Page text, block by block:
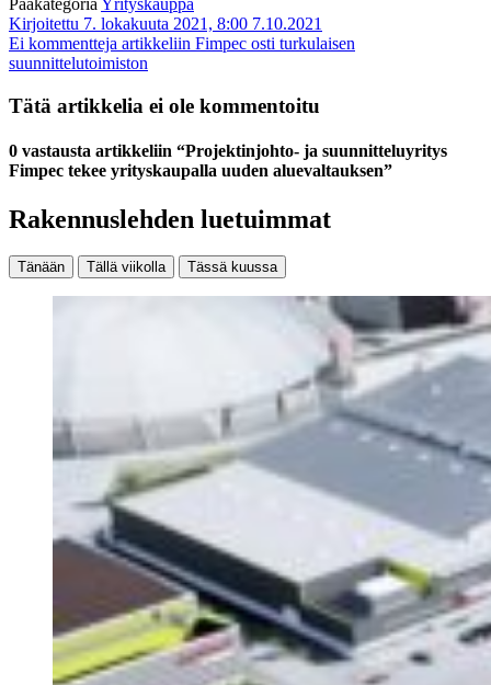
Pääkategoria Yrityskauppa
Kirjoitettu 7. lokakuuta 2021, 8:00 7.10.2021
Ei kommentteja artikkeliin Fimpec osti turkulaisen
suunnittelutoimiston
Tätä artikkelia ei ole kommentoitu
0 vastausta artikkeliin “Projektinjohto- ja suunnitteluyritys
Fimpec tekee yrityskaupalla uuden aluevaltauksen”
Rakennuslehden luetuimmat
Tänään Tällä viikolla Tässä kuussa